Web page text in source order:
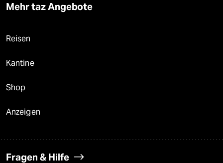
Mehr taz Angebote
Reisen
Kantine
Shop
Anzeigen
Fragen & Hilfe